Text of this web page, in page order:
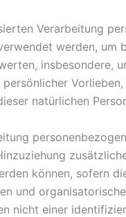
Verarbeitung
werden,
insbesondere,
natürlichen
können, sofern
und
nicht einer